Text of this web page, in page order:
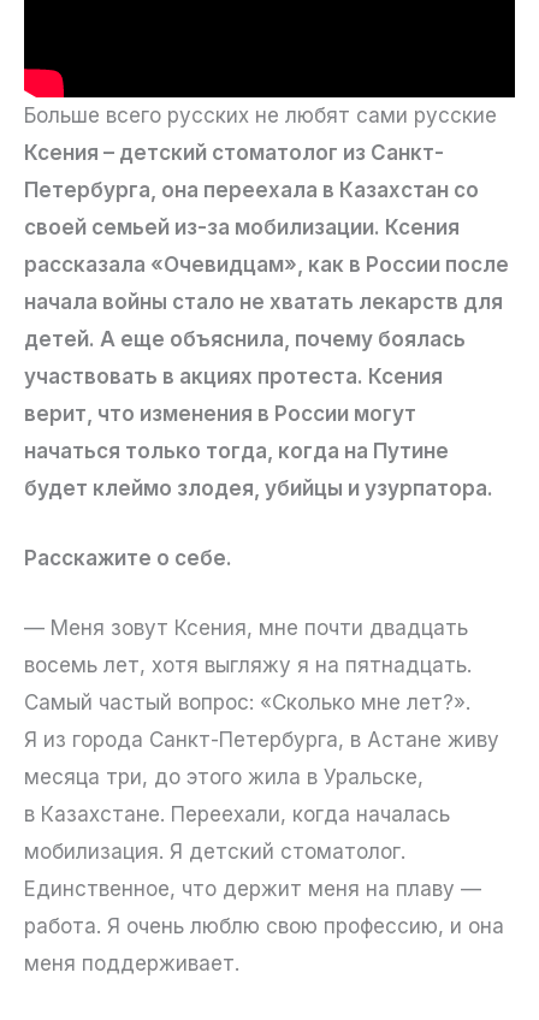
Больше всего русских не любят сами русские
Ксения – детский стоматолог из Санкт-
Петербурга, она переехала в Казахстан со
своей семьей из-за мобилизации. Ксения
рассказала «Очевидцам», как в России после
начала войны стало не хватать лекарств для
детей. А еще объяснила, почему боялась
участвовать в акциях протеста. Ксения
верит, что изменения в России могут
начаться только тогда, когда на Путине
будет клеймо злодея, убийцы и узурпатора.
Расскажите о себе.
— Меня зовут Ксения, мне почти двадцать
восемь лет, хотя выгляжу я на пятнадцать.
Самый частый вопрос: «Сколько мне лет?».
Я из города Санкт-Петербурга, в Астане живу
месяца три, до этого жила в Уральске,
в Казахстане. Переехали, когда началась
мобилизация. Я детский стоматолог.
Единственное, что держит меня на плаву —
работа. Я очень люблю свою профессию, и она
меня поддерживает.